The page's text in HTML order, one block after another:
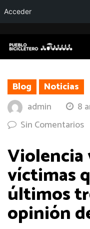
Blog
Noticias
admin
8
Sin Comentarios
Violencia
víctimas
últimos
opinión
Acceder